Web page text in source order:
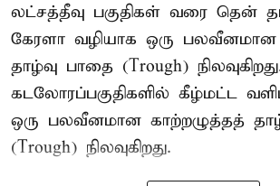
லட்சத்தீவு பகுதிகள் வரை தென்
கேரளா வழியாக ஒரு பலவீனமான
தாழ்வு பாதை (Trough)
கடலோரப்பகுதிகளில் கீழ்மட்ட
ஒரு பலவீனமான காற்றழுத்தத்
(Trough) நிலவுகிறது.